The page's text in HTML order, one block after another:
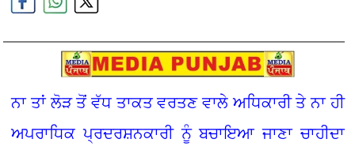
ਨਾ ਤਾਂ ਲੋੜ ਤੋਂ ਵੱਧ ਤਾਕਤ ਵਰਤਣ ਵਾਲੇ ਅਧਿਕਾਰੀ ਤੇ ਨਾ ਹੀ
ਅਪਰਾਧਿਕ ਪ੍ਰਦਰਸ਼ਨਕਾਰੀ ਨੂੰ ਬਚਾਇਆ ਜਾਣਾ ਚਾਹੀਦਾ